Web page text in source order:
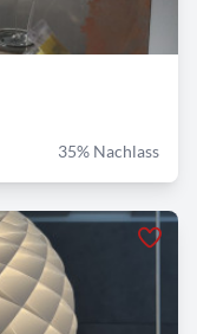
35% Nachlass